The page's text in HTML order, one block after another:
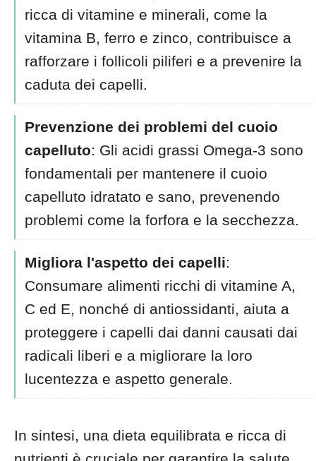
ricca di vitamine e minerali, come la
vitamina B, ferro e zinco, contribuisce a
rafforzare i follicoli piliferi e a prevenire la
caduta dei capelli.
Prevenzione dei problemi del cuoio
capelluto: Gli acidi grassi Omega-3 sono
fondamentali per mantenere il cuoio
capelluto idratato e sano, prevenendo
problemi come la forfora e la secchezza.
Migliora l'aspetto dei capelli:
Consumare alimenti ricchi di vitamine A,
C ed E, nonché di antiossidanti, aiuta a
proteggere i capelli dai danni causati dai
radicali liberi e a migliorare la loro
lucentezza e aspetto generale.
In sintesi, una dieta equilibrata e ricca di